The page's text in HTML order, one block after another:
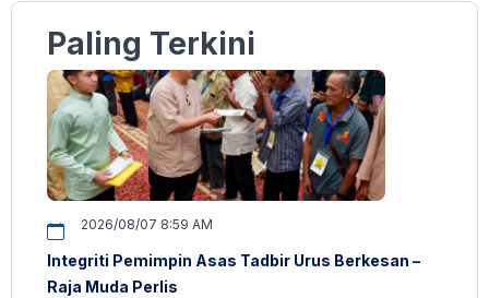
Paling Terkini
2026/08/07 8:59 AM
Integriti Pemimpin Asas Tadbir Urus Berkesan –
Raja Muda Perlis